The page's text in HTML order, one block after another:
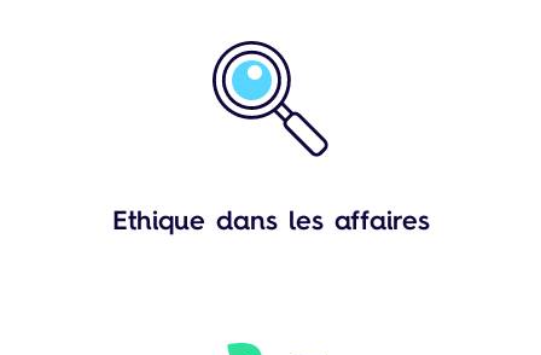
Ethique dans les affaires